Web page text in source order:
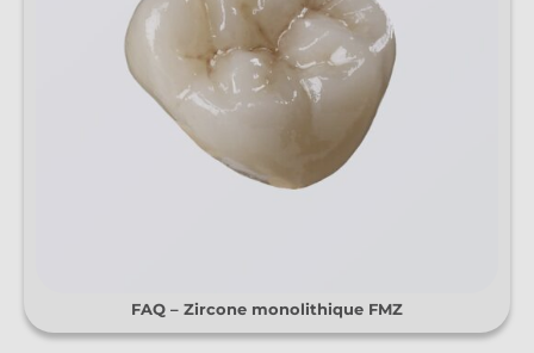
FAQ – Zircone monolithique FMZ